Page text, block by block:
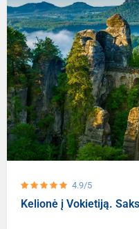
4.9/5
Kelionė į Vokietiją.